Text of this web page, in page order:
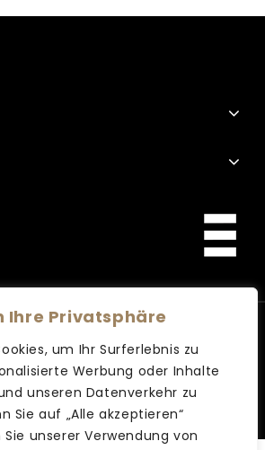
Ihre Privatsphäre
um Ihr Surferlebnis zu
Werbung oder Inhalte
unseren Datenverkehr zu
Sie auf „Alle akzeptieren“
unserer Verwendung von
© 2026 Bergmann Friseure